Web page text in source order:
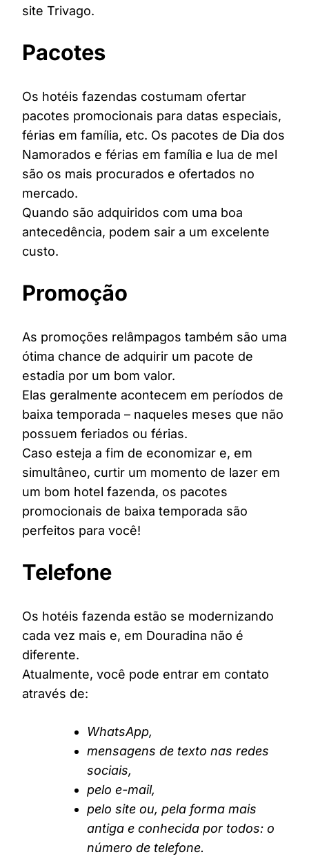
site Trivago.
Pacotes
Os hotéis fazendas costumam ofertar
pacotes promocionais para datas especiais,
férias em família, etc. Os pacotes de Dia dos
Namorados e férias em família e lua de mel
são os mais procurados e ofertados no
mercado.
Quando são adquiridos com uma boa
antecedência, podem sair a um excelente
custo.
Promoção
As promoções relâmpagos também são uma
ótima chance de adquirir um pacote de
estadia por um bom valor.
Elas geralmente acontecem em períodos de
baixa temporada – naqueles meses que não
possuem feriados ou férias.
Caso esteja a fim de economizar e, em
simultâneo, curtir um momento de lazer em
um bom hotel fazenda, os pacotes
promocionais de baixa temporada são
perfeitos para você!
Telefone
Os hotéis fazenda estão se modernizando
cada vez mais e, em Douradina não é
diferente.
Atualmente, você pode entrar em contato
através de:
WhatsApp,
mensagens de texto nas redes
sociais,
pelo e-mail,
pelo site ou, pela forma mais
antiga e conhecida por todos: o
número de telefone.